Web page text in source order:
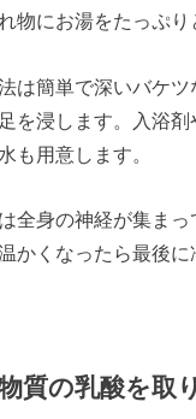
物にお湯をたっぷ
は簡単で深いバケ
を浸します。入浴
も用意します。
全身の神経が集ま
かくなったら最後
質の乳酸を取